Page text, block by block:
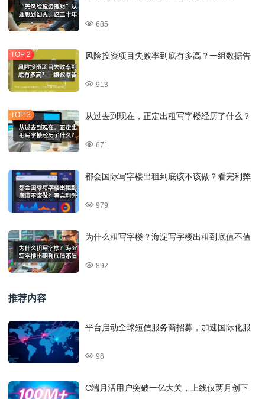
685
风险投资项目失败率到底有多高？一组数据告
913
从过去到现在，正定出租写字楼经历了什么？
671
都会国际写字楼出租到底该不该做？看完利弊
979
为什么租写字楼？海淀写字楼出租到底值不值
892
推荐内容
平台启动全球短信服务商招募，加速国际化服
96
C端月活用户突破一亿大关，上线仅两月创下